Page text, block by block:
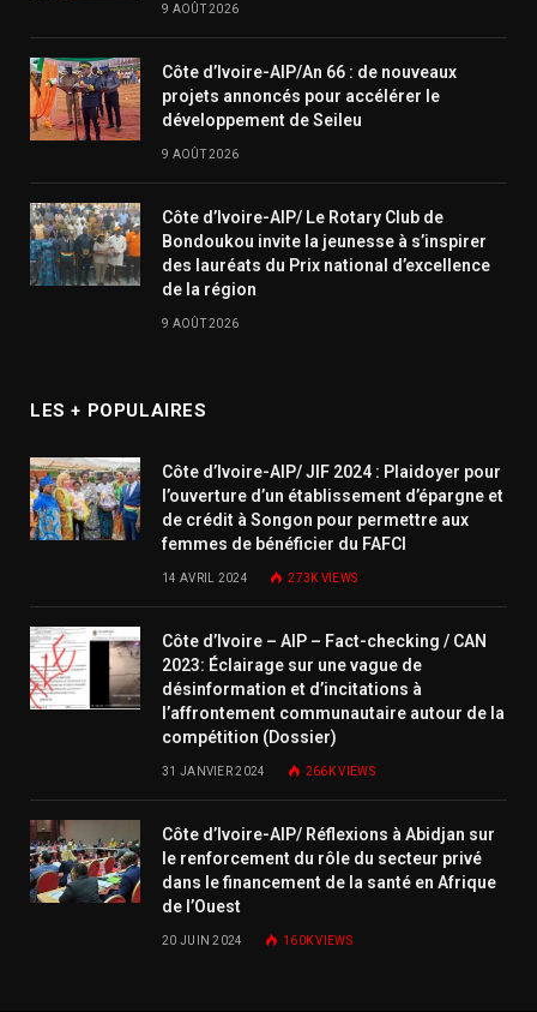
9 AOÛT 2026
Côte d’Ivoire-AIP/An 66 : de nouveaux
projets annoncés pour accélérer le
développement de Seileu
9 AOÛT 2026
Côte d’Ivoire-AIP/ Le Rotary Club de
Bondoukou invite la jeunesse à s’inspirer
des lauréats du Prix national d’excellence
de la région
9 AOÛT 2026
LES + POPULAIRES
Côte d’Ivoire-AIP/ JIF 2024 : Plaidoyer pour
l’ouverture d’un établissement d’épargne et
de crédit à Songon pour permettre aux
femmes de bénéficier du FAFCI
14 AVRIL 2024 273K VIEWS
Côte d’Ivoire – AIP – Fact-checking / CAN
2023: Éclairage sur une vague de
désinformation et d’incitations à
l’affrontement communautaire autour de la
compétition (Dossier)
31 JANVIER 2024 266KVIEWS
Côte d’Ivoire-AIP/ Réflexions à Abidjan sur
le renforcement du rôle du secteur privé
dans le financement de la santé en Afrique
de l’Ouest
20 JUIN 2024 160KVIEWS